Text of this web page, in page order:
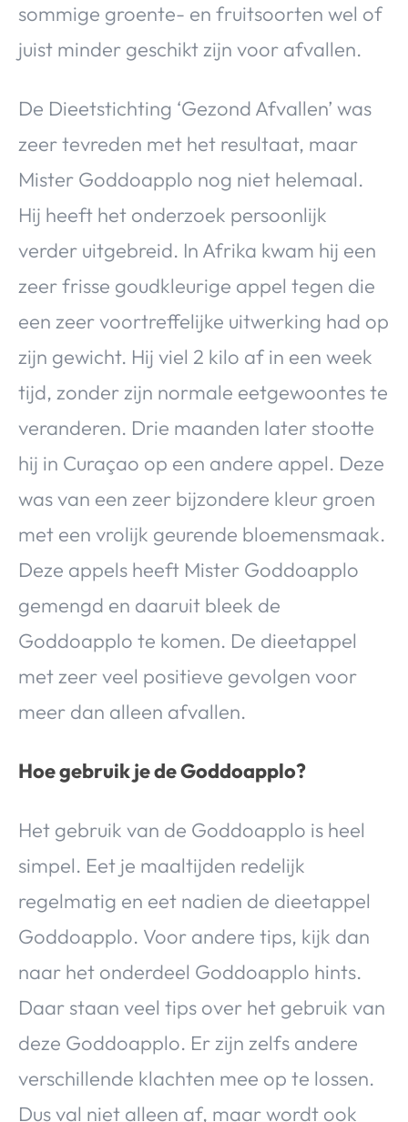
sommige groente- en fruitsoorten wel of
juist minder geschikt zijn voor afvallen.
De Dieetstichting ‘Gezond Afvallen’ was
zeer tevreden met het resultaat, maar
Mister Goddoapplo nog niet helemaal.
Hij heeft het onderzoek persoonlijk
verder uitgebreid. In Afrika kwam hij een
zeer frisse goudkleurige appel tegen die
een zeer voortreffelijke uitwerking had op
zijn gewicht. Hij viel 2 kilo af in een week
tijd, zonder zijn normale eetgewoontes te
veranderen. Drie maanden later stootte
hij in Curaçao op een andere appel. Deze
was van een zeer bijzondere kleur groen
met een vrolijk geurende bloemensmaak.
Deze appels heeft Mister Goddoapplo
gemengd en daaruit bleek de
Goddoapplo te komen. De dieetappel
met zeer veel positieve gevolgen voor
meer dan alleen afvallen.
Hoe gebruik je de Goddoapplo?
Het gebruik van de Goddoapplo is heel
simpel. Eet je maaltijden redelijk
regelmatig en eet nadien de dieetappel
Goddoapplo. Voor andere tips, kijk dan
naar het onderdeel Goddoapplo hints.
Daar staan veel tips over het gebruik van
deze Goddoapplo. Er zijn zelfs andere
verschillende klachten mee op te lossen.
Dus val niet alleen af, maar wordt ook